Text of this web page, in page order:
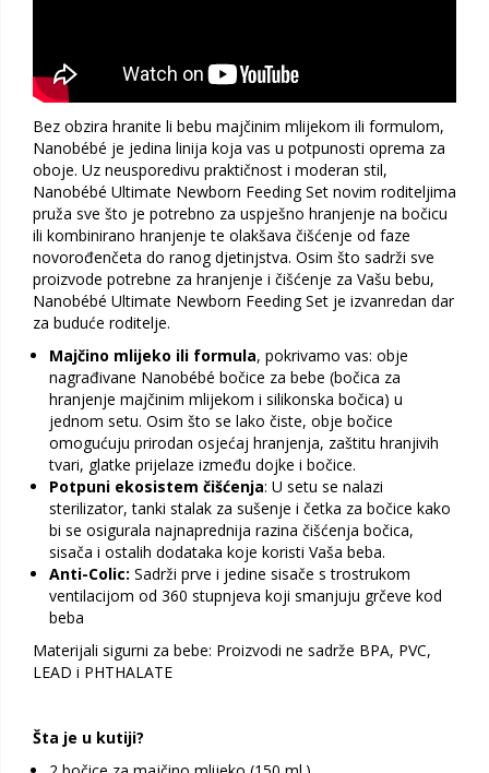
Bez obzira hranite li bebu majčinim mlijekom ili formulom,
Nanobébé je jedina linija koja vas u potpunosti oprema za
oboje. Uz neusporedivu praktičnost i moderan stil,
Nanobébé Ultimate Newborn Feeding Set novim roditeljima
pruža sve što je potrebno za uspješno hranjenje na bočicu
ili kombinirano hranjenje te olakšava čišćenje od faze
novorođenčeta do ranog djetinjstva. Osim što sadrži sve
proizvode potrebne za hranjenje i čišćenje za Vašu bebu,
Nanobébé Ultimate Newborn Feeding Set je izvanredan dar
za buduće roditelje.
Majčino mlijeko ili formula, pokrivamo vas: obje
nagrađivane Nanobébé bočice za bebe (bočica za
hranjenje majčinim mlijekom i silikonska bočica) u
jednom setu. Osim što se lako čiste, obje bočice
omogućuju prirodan osjećaj hranjenja, zaštitu hranjivih
tvari, glatke prijelaze između dojke i bočice.
Potpuni ekosistem čišćenja: U setu se nalazi
sterilizator, tanki stalak za sušenje i četka za bočice kako
bi se osigurala najnaprednija razina čišćenja bočica,
sisača i ostalih dodataka koje koristi Vaša beba.
Anti-Colic: Sadrži prve i jedine sisače s trostrukom
ventilacijom od 360 stupnjeva koji smanjuju grčeve kod
beba
Materijali sigurni za bebe: Proizvodi ne sadrže BPA, PVC,
LEAD i PHTHALATE
Šta je u kutiji?